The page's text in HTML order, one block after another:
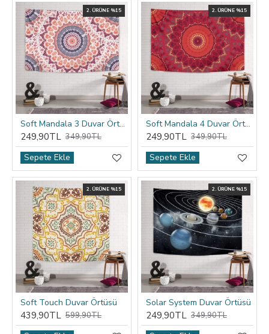
2. ÜRÜNE %15
Soft Mandala 3 Duvar Örtüsü
249,90TL 349,90TL
Sepete Ekle
2. ÜRÜNE %15
Soft Mandala 4 Duvar Örtüsü
249,90TL 349,90TL
Sepete Ekle
2. ÜRÜNE %15
Soft Touch Duvar Örtüsü
439,90TL 599,90TL
2. ÜRÜNE %15
Solar System Duvar Örtüsü
249,90TL 349,90TL